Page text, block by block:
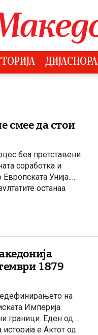
ДИЈАСПОРА
смее да стои
беа претставени
соработка и
Унија.
останаа
беше целосно
1879
на
Империја
граници. Еден од
е Актот од